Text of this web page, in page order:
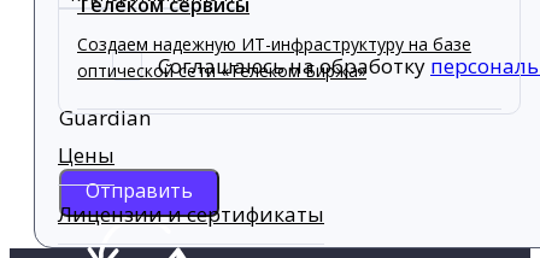
Создаем надежную ИТ-инфраструктуру на базе
оптической сети «Телеком Биржа»
Цены
Лицензии и сертификаты
Соглашаюсь на обработку
Guardian
Отправить